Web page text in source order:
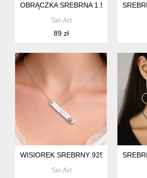
OBRĄCZKA SREBRNA 1.5 MM
Sin Art
89 zł
WISIOREK SREBRNY 925 WISIOREK
Sin Art